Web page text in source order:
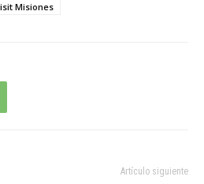
Misiones
Artículo siguiente